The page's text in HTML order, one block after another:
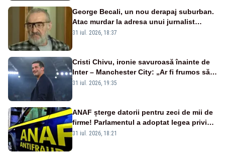
George Becali, un nou derapaj suburban.
Atac murdar la adresa unui jurnalist
sportiv – AUDIO
31 iul. 2026, 18:37
Cristi Chivu, ironie savuroasă înainte de
Inter – Manchester City: „Ar fi frumos să
mai cumpărați și de la noi”
31 iul. 2026, 19:35
ANAF șterge datorii pentru zeci de mii de
firme! Parlamentul a adoptat legea privind
amnistia fiscală
31 iul. 2026, 18:21